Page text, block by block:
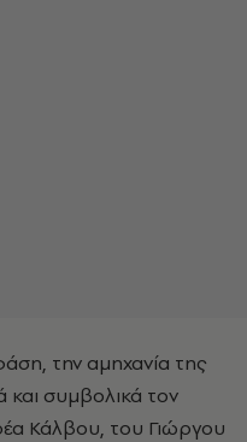
την αμηχανία της
συμβολικά τον
Κάλβου, του Γιώργου